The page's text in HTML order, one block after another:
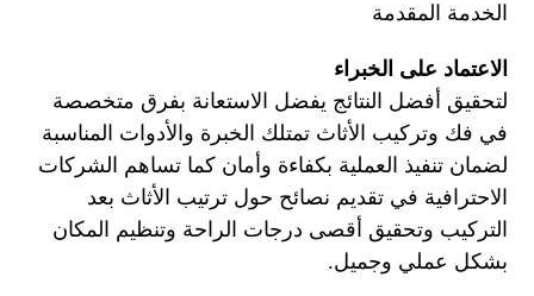
الخدمة المقدمة
الاعتماد على الخبراء
لتحقيق أفضل النتائج يفضل الاستعانة بفرق متخصصة
في فك وتركيب الأثاث تمتلك الخبرة والأدوات المناسبة
لضمان تنفيذ العملية بكفاءة وأمان كما تساهم الشركات
الاحترافية في تقديم نصائح حول ترتيب الأثاث بعد
التركيب وتحقيق أقصى درجات الراحة وتنظيم المكان
بشكل عملي وجميل.